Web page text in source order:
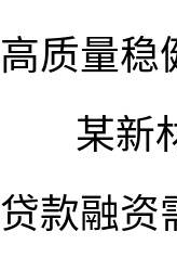
高质量稳
某新材
贷款融资